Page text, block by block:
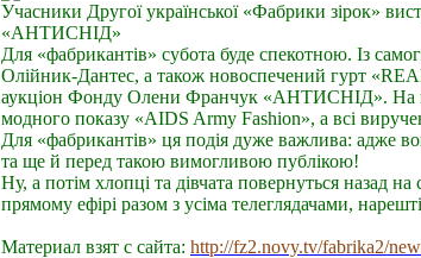
Учасники Другої української «Фабрики зірок»
«АНТИСНІД»
Для «фабрикантів» субота буде спекотною. Із
Олійник-Дантес, а також новоспечений гурт
аукціон Фонду Олени Франчук «АНТИСНІД». На
модного показу «AІDS Army Fashіon», а всі
Для «фабрикантів» ця подія дуже важлива: адже
та ще й перед такою вимогливою публікою!
Ну, а потім хлопці та дівчата повернуться назад
прямому ефірі разом з усіма телеглядачами,
Материал взят с сайта: http://fz2.novy.tv/fabrika2/